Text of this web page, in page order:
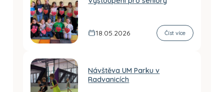
18.05.2026 Číst více
Návštěva UM Parku v
Radvanicích